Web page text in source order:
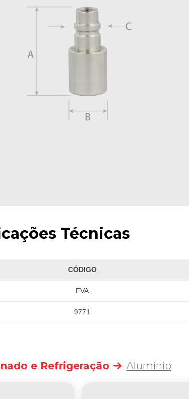
Técnicas
CÓDIGO
FVA
9771
e Refrigeração Alumínio